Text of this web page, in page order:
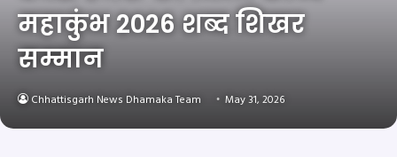
महाकुंभ 2026 शब्द शिखर
सम्मान
Chhattisgarh News Dhamaka Team May 31, 2026